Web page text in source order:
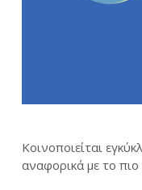
Κοινοποιείται
αναφορικά με το